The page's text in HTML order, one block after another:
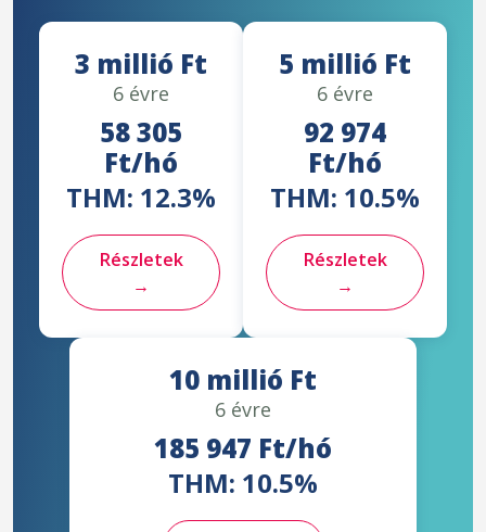
3 millió Ft
6 évre
58 305
Ft/hó
THM: 12.3%
Részletek
→
5 millió Ft
6 évre
92 974
Ft/hó
THM: 10.5%
Részletek
→
10 millió Ft
6 évre
185 947 Ft/hó
THM: 10.5%